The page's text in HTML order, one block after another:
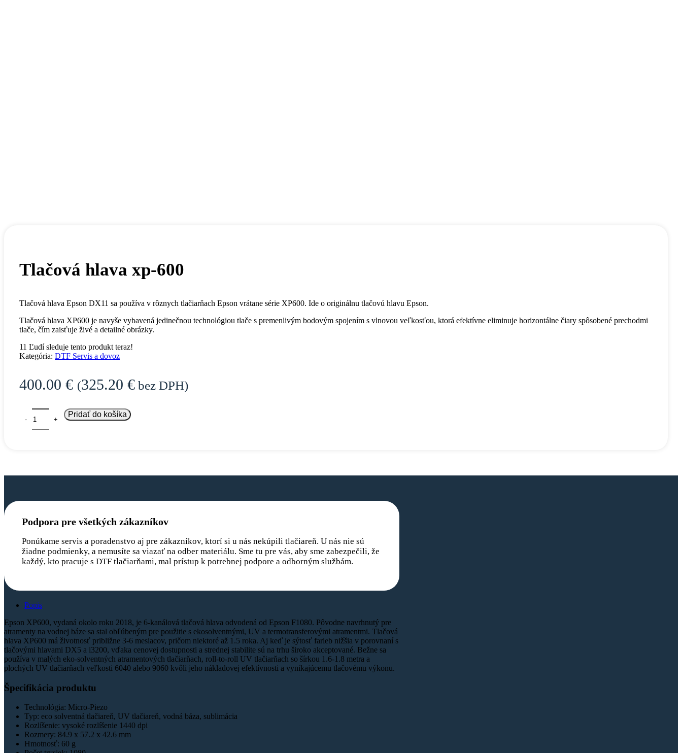
Tlačová hlava xp-600
Tlačová hlava Epson DX11 sa používa v rôznych tlačiarňach Epson vrátane série XP600. Ide o originálnu tlačovú hlavu Epson.
Tlačová hlava XP600 je navyše vybavená jedinečnou technológiou tlače s premenlivým bodovým spojením s vlnovou veľkosťou, ktorá efektívne eliminuje horizontálne čiary spôsobené prechodmi
tlače, čím zaisťuje živé a detailné obrázky.
11 Ľudí sleduje tento produkt teraz!
Kategória: DTF Servis a dovoz
400.00 € (325.20 € bez DPH)
Pridať do košíka
Podpora pre všetkých zákazníkov
Ponúkame servis a poradenstvo aj pre zákazníkov, ktorí si u nás nekúpili tlačiareň. U nás nie sú
žiadne podmienky, a nemusíte sa viazať na odber materiálu. Sme tu pre vás, aby sme zabezpečili, že
každý, kto pracuje s DTF tlačiarňami, mal prístup k potrebnej podpore a odborným službám.
Popis
Epson XP600, vydaná okolo roku 2018, je 6-kanálová tlačová hlava odvodená od Epson F1080. Pôvodne navrhnutý pre
atramenty na vodnej báze sa stal obľúbeným pre použitie s ekosolventnými, UV a termotransferovými atramentmi. Tlačová
hlava XP600 má životnosť približne 3-6 mesiacov, pričom niektoré až 1.5 roka. Aj keď je sýtosť farieb nižšia v porovnaní s
tlačovými hlavami DX5 a i3200, vďaka cenovej dostupnosti a strednej stabilite sú na trhu široko akceptované. Bežne sa
používa v malých eko-solventných atramentových tlačiarňach, roll-to-roll UV tlačiarňach so šírkou 1.6-1.8 metra a
plochých UV tlačiarňach veľkosti 6040 alebo 9060 kvôli jeho nákladovej efektívnosti a vynikajúcemu tlačovému výkonu.
Špecifikácia produktu
Technológia: Micro-Piezo
Typ: eco solventná tlačiareň, UV tlačiareň, vodná báza, sublimácia
Rozlíšenie: vysoké rozlíšenie 1440 dpi
Rozmery: 84.9 x 57.2 x 42.6 mm
Hmotnosť: 60 g